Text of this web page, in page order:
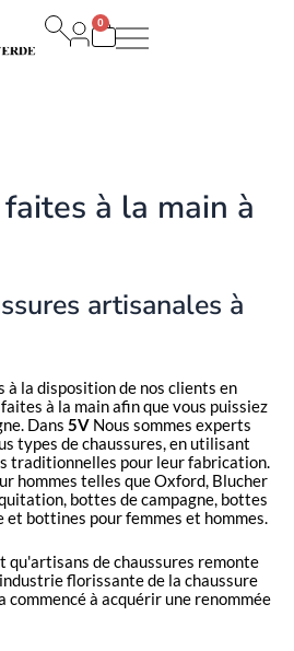
0
Panier
à la main à
artisanales à
à la disposition de nos clients en
à la main afin que vous puissiez
Dans 5V Nous sommes experts
types de chaussures, en utilisant
traditionnelles pour leur fabrication.
hommes telles que Oxford, Blucher
bottes de campagne, bottes
et bottines pour femmes et hommes.
qu'artisans de chaussures remonte
florissante de la chaussure
commencé à acquérir une renommée